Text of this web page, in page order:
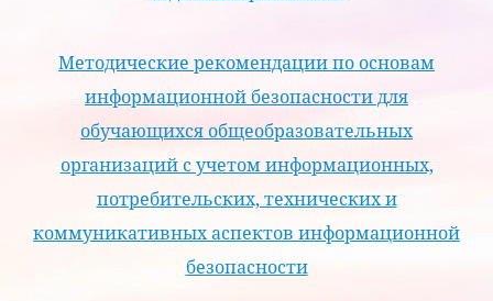
Методические рекомендации по основам
информационной безопасности для
обучающихся общеобразовательных
организаций с учетом информационных,
потребительских, технических и
коммуникативных аспектов информационной
безопасности